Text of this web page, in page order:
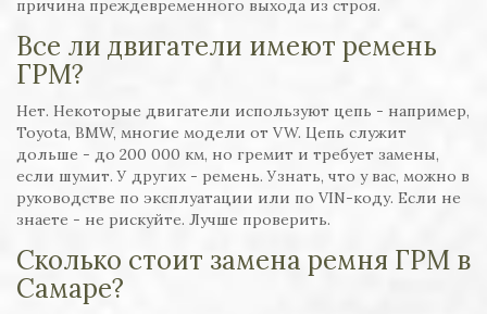
причина преждевременного выхода из строя.
Все ли двигатели имеют ремень
ГРМ?
Нет. Некоторые двигатели используют цепь - например,
Toyota, BMW, многие модели от VW. Цепь служит
дольше - до 200 000 км, но гремит и требует замены,
если шумит. У других - ремень. Узнать, что у вас, можно в
руководстве по эксплуатации или по VIN-коду. Если не
знаете - не рискуйте. Лучше проверить.
Сколько стоит замена ремня ГРМ в
Самаре?